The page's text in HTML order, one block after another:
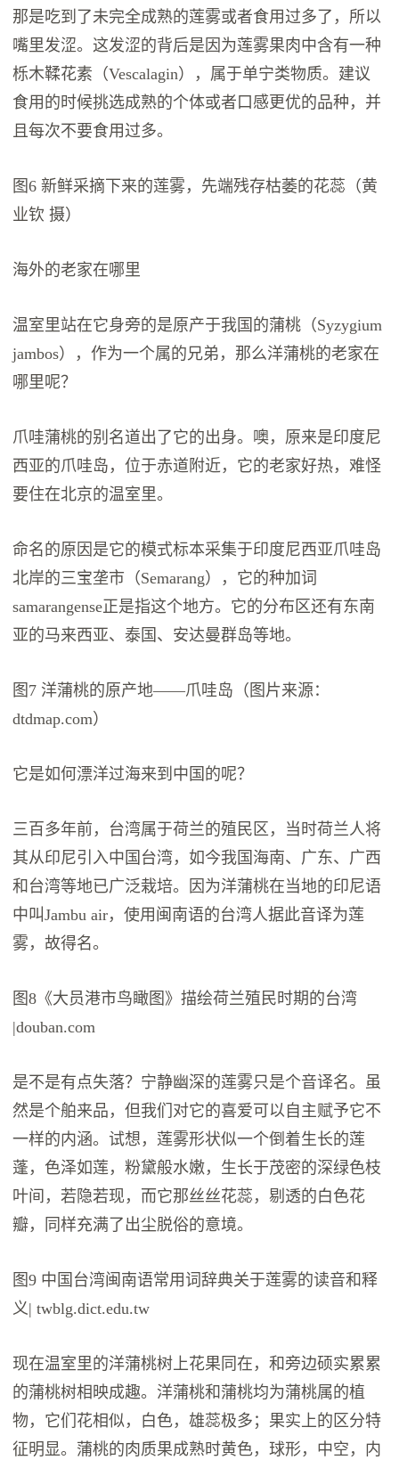
那是吃到了未完全成熟的莲雾或者食用过多了，所以
嘴里发涩。这发涩的背后是因为莲雾果肉中含有一种
栎木鞣花素（Vescalagin），属于单宁类物质。建议
食用的时候挑选成熟的个体或者口感更优的品种，并
且每次不要食用过多。
图6 新鲜采摘下来的莲雾，先端残存枯萎的花蕊（黄
业钦 摄）
海外的老家在哪里
温室里站在它身旁的是原产于我国的蒲桃（Syzygium
jambos），作为一个属的兄弟，那么洋蒲桃的老家在
哪里呢？
爪哇蒲桃的别名道出了它的出身。噢，原来是印度尼
西亚的爪哇岛，位于赤道附近，它的老家好热，难怪
要住在北京的温室里。
命名的原因是它的模式标本采集于印度尼西亚爪哇岛
北岸的三宝垄市（Semarang），它的种加词
samarangense正是指这个地方。它的分布区还有东南
亚的马来西亚、泰国、安达曼群岛等地。
图7 洋蒲桃的原产地——爪哇岛（图片来源：
dtdmap.com）
它是如何漂洋过海来到中国的呢？
三百多年前，台湾属于荷兰的殖民区，当时荷兰人将
其从印尼引入中国台湾，如今我国海南、广东、广西
和台湾等地已广泛栽培。因为洋蒲桃在当地的印尼语
中叫Jambu air，使用闽南语的台湾人据此音译为莲
雾，故得名。
图8《大员港市鸟瞰图》描绘荷兰殖民时期的台湾
|douban.com
是不是有点失落？宁静幽深的莲雾只是个音译名。虽
然是个舶来品，但我们对它的喜爱可以自主赋予它不
一样的内涵。试想，莲雾形状似一个倒着生长的莲
蓬，色泽如莲，粉黛般水嫩，生长于茂密的深绿色枝
叶间，若隐若现，而它那丝丝花蕊，剔透的白色花
瓣，同样充满了出尘脱俗的意境。
图9 中国台湾闽南语常用词辞典关于莲雾的读音和释
义| twblg.dict.edu.tw
现在温室里的洋蒲桃树上花果同在，和旁边硕实累累
的蒲桃树相映成趣。洋蒲桃和蒲桃均为蒲桃属的植
物，它们花相似，白色，雄蕊极多；果实上的区分特
征明显。蒲桃的肉质果成熟时黄色，球形，中空，内